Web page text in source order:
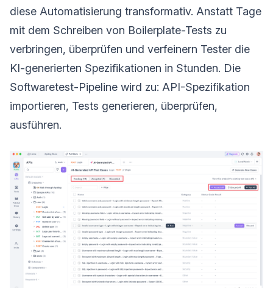
diese Automatisierung transformativ. Anstatt Tage
mit dem Schreiben von Boilerplate-Tests zu
verbringen, überprüfen und verfeinern Tester die
KI-generierten Spezifikationen in Stunden. Die
Softwaretest-Pipeline wird zu: API-Spezifikation
importieren, Tests generieren, überprüfen,
ausführen.